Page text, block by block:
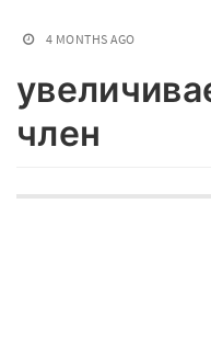
4 MONTHS AGO
член